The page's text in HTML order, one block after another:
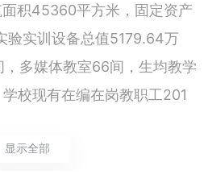
积45360平方米，固定资产
验实训设备总值5179.64万
多媒体教室66间，生均教学
校现有在编在岗教职工201
；研究生学历22人，
职教师28人，占专任教师
显示全部